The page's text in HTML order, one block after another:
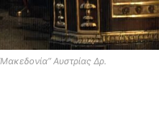
Αυστρίας Δρ.